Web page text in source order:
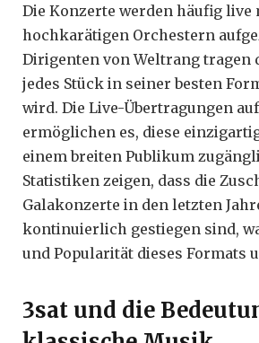
Die Konzerte werden häufig live
hochkarätigen Orchestern
Dirigenten von Weltrang tragen
jedes Stück in seiner besten
wird. Die Live-Übertragungen
ermöglichen es, diese
einem breiten Publikum
Statistiken zeigen, dass die
Galakonzerte in den letzten
kontinuierlich gestiegen sind,
und Popularität dieses Formats
3sat und die